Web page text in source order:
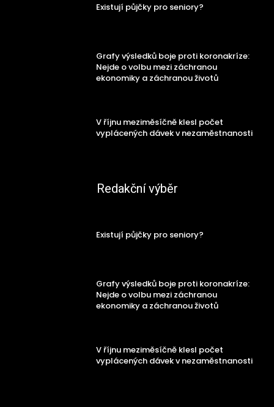
Existují půjčky pro seniory?
Grafy výsledků boje proti koronakríze:
Nejde o volbu mezi záchranou
ekonomiky a záchranou životů
V říjnu meziměsíčně klesl počet
vyplácených dávek v nezaměstnanosti
Redakční výběr
Existují půjčky pro seniory?
Grafy výsledků boje proti koronakríze:
Nejde o volbu mezi záchranou
ekonomiky a záchranou životů
V říjnu meziměsíčně klesl počet
vyplácených dávek v nezaměstnanosti